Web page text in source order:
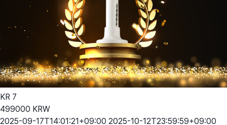
KR 7
499000 KRW
2025-09-17T14:01:21+09:00 2025-10-12T23:59:59+09:00